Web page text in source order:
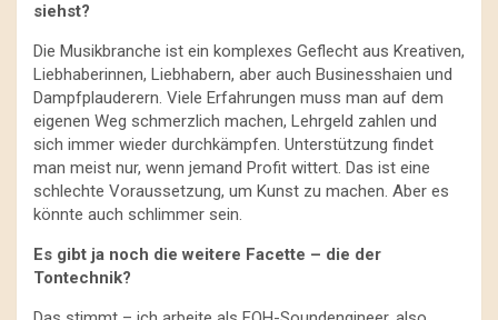
siehst?
Die Musikbranche ist ein komplexes Geflecht aus Kreativen,
Liebhaberinnen, Liebhabern, aber auch Businesshaien und
Dampfplauderern. Viele Erfahrungen muss man auf dem
eigenen Weg schmerzlich machen, Lehrgeld zahlen und
sich immer wieder durchkämpfen. Unterstützung findet
man meist nur, wenn jemand Profit wittert. Das ist eine
schlechte Voraussetzung, um Kunst zu machen. Aber es
könnte auch schlimmer sein.
Es gibt ja noch die weitere Facette – die der
Tontechnik?